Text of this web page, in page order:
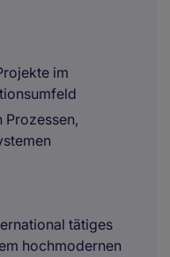
im
tätiges
hochmodernen